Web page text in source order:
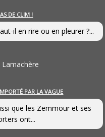
DE CLIM !
il en rire ou en pleurer ?...
Lamachère
PAR LA VAGUE
que les Zemmour et ses
ont...